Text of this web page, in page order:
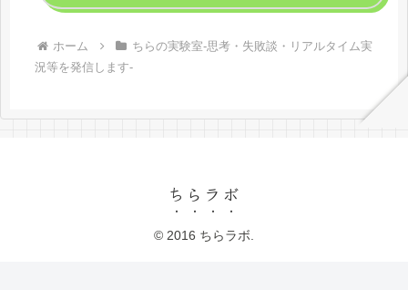
ホーム
ちらの実験室-思考・失敗談・リアルタイム実
況等を発信します-
ちらラボ
© 2016 ちらラボ.